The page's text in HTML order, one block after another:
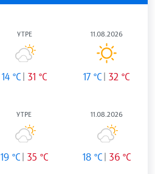
УТРЕ
14 °C 31 °C
11.08.2026
17 °C 32 °C
УТРЕ
19 °C 35 °C
11.08.2026
18 °C 36 °C